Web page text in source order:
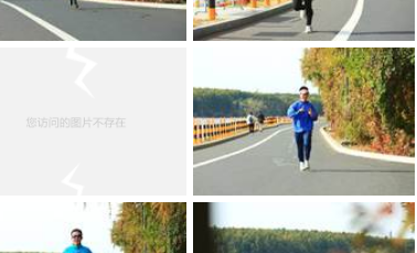
bedusQGQazj3c3QRs0uJmvzxlBUGU_raULubetIUwWaJyHj49sSI5LCgwDN1Bk7n
bedusQGQazj3c3QRs0uJmuOZvRk5x86laJ8GGzPPjC_GwZJODAxNAOZjMUbqQibs bedusQGQazj3c3QRs0uJmpO-qdzDab-K9wiDTwMDHBvaXkWjIq0kmLJdMJTeI4c2